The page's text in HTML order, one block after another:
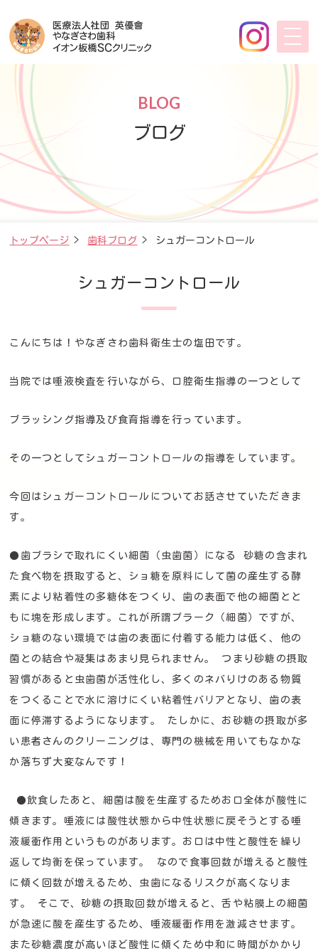
BLOG
ブログ
トップページ > 歯科ブログ > シュガーコントロール
シュガーコントロール
こんにちは！やなぎさわ歯科衛生士の塩田です。
当院では唾液検査を行いながら、口腔衛生指導の一つとして
ブラッシング指導及び食育指導を行っています。
その一つとしてシュガーコントロールの指導をしています。
今回はシュガーコントロールについてお話させていただきま
す。
●歯ブラシで取れにくい細菌（虫歯菌）になる 砂糖の含まれ
た食べ物を摂取すると、ショ糖を原料にして菌の産生する酵
素により粘着性の多糖体をつくり、歯の表面で他の細菌とと
もに塊を形成します。これが所謂プラーク（細菌）ですが、
ショ糖のない環境では歯の表面に付着する能力は低く、他の
菌との結合や凝集はあまり見られません。 つまり砂糖の摂取
習慣があると虫歯菌が活性化し、多くのネバりけのある物質
をつくることで水に溶けにくい粘着性バリアとなり、歯の表
面に停滞するようになります。 たしかに、お砂糖の摂取が多
い患者さんのクリーニングは、専門の機械を用いてもなかな
か落ちず大変なんです！
●飲食したあと、細菌は酸を生産するためお口全体が酸性に
傾きます。唾液には酸性状態から中性状態に戻そうとする唾
液緩衝作用というものがあります。お口は中性と酸性を繰り
返して均衡を保っています。 なので食事回数が増えると酸性
に傾く回数が増えるため、虫歯になるリスクが高くなりま
す。 そこで、砂糖の摂取回数が増えると、舌や粘膜上の細菌
が急速に酸を産生するため、唾液緩衝作用を激減させます。
また砂糖濃度が高いほど酸性に傾くため中和に時間がかかり